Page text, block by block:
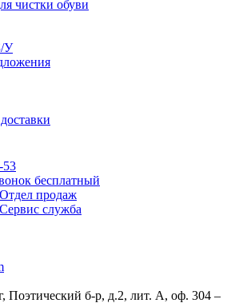
чистки обуви
У
53
бесплатный
Отдел продаж
Сервис служба
Поэтический б-р, д.2, лит. А, оф. 304 –